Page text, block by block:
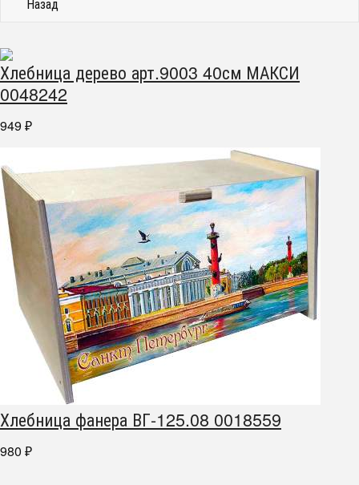
Хлебница дерево арт.9003 40см МАКСИ
0048242
949 ₽
Хлебница фанера ВГ-125.08 0018559
980 ₽